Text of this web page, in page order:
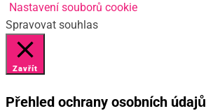
Nastavení souborů cookie
Spravovat souhlas
Zavřít
Přehled ochrany osobních údajů